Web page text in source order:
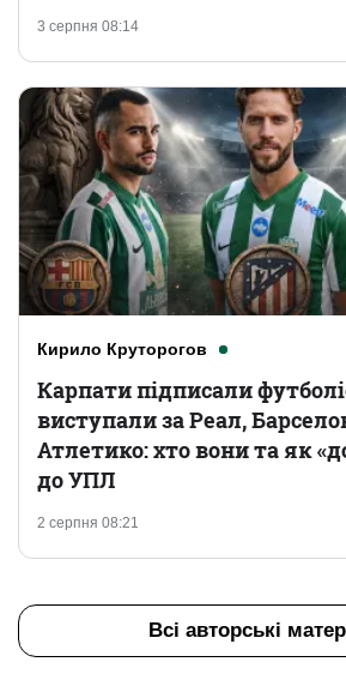
3 серпня 08:14
Кирило Круторогов
2 серпня 08:21
Карпати підписали
виступали за Реал,
Атлетико: хто вони та як
до УПЛ
Всі авторські